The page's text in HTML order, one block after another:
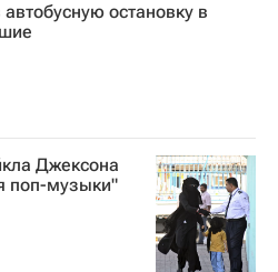
остановку в
Джексона
поп-музыки"